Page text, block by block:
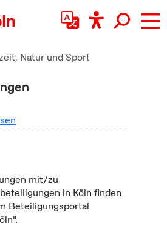
Natur und Sport
mit/zu
in Köln finden
Beteiligungsportal